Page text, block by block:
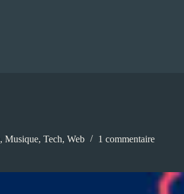
, Musique, Tech, Web 1 commentaire